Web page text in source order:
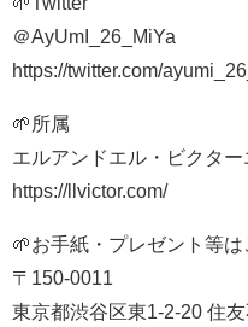
＠AyUmI_26_MiYa
https://twitter.com/
🌱所属
エルアンドエル・ビクタ
https://llvictor.com/
🌱お手紙・プレゼント等
〒150-0011
東京都渋谷区東1-2-20 住